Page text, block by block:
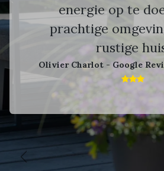
energie op te
prachtige
rustige
Olivier Charlot - Google
Vorige